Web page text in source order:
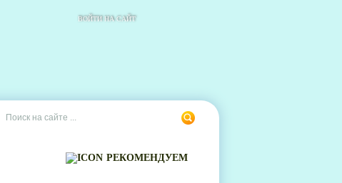
ВОЙТИ НА САЙТ
РЕКОМЕНДУЕМ